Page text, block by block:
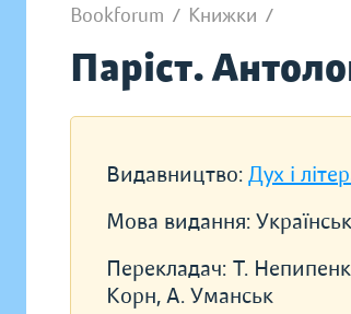
Bookforum / Книжки /
Паріст.
Видавництво: Дух і
Мова видання:
Перекладач: Т.
Корн, А. Уманськ